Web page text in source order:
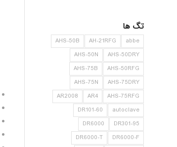
تگ ها
abbe
AH-21RFG
AHS-50B
AHS-50DRY
AHS-50N
AHS-50RFG
AHS-75B
AHS-75DRY
AHS-75N
AHS-75RFG
AR4
AR2008
autoclave
DR101-60
DR301-95
DR6000
DR6000-F
DR6000-T